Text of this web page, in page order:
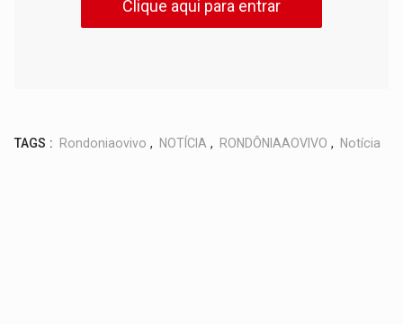
Clique aqui para entrar
TAGS : Rondoniaovivo , NOTÍCIA , RONDÔNIAAOVIVO , Notícia